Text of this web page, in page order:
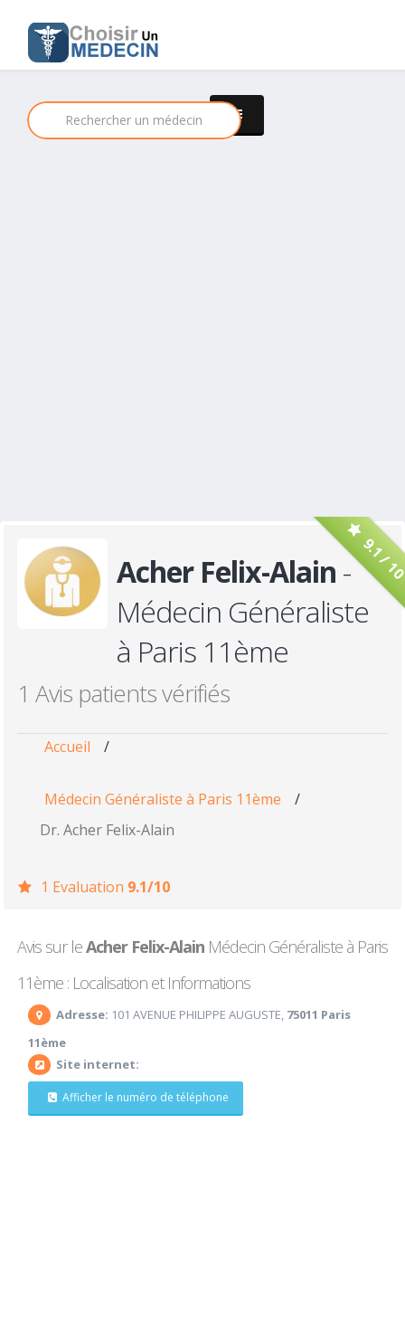
9.1 /
Acher Felix-Alain -
Médecin Généraliste
à Paris 11ème
1 Avis patients vérifiés
Accueil /
Médecin Généraliste à Paris 11ème
/
Dr. Acher Felix-Alain
1 Evaluation 9.1/10
Avis sur leAcher Felix-Alain Médecin Généraliste à Paris
11ème : Localisation et Informations
Adresse: 101 AVENUE PHILIPPE AUGUSTE, 75011 Paris
11ème
Site internet:
Afficher le numéro de téléphone